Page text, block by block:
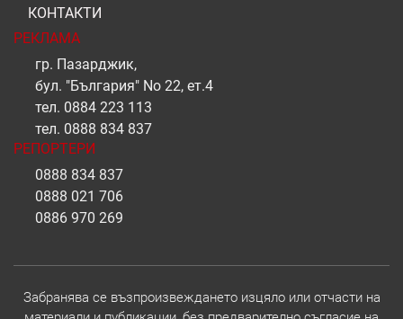
КОНТАКТИ
РЕКЛАМА
гр. Пазарджик,
бул. "България" No 22, ет.4
тел. 0884 223 113
тел. 0888 834 837
РЕПОРТЕРИ
0888 834 837
0888 021 706
0886 970 269
Забранява се възпроизвеждането изцяло или отчасти на